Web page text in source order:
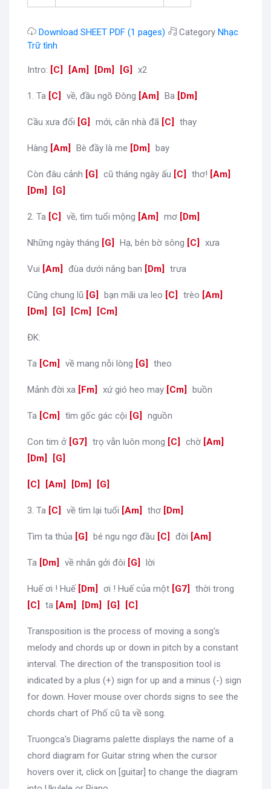
Download SHEET PDF (1 pages) Category Nhạc
Trữ tình
Intro: [C [Am [Dm [G x2
1. Ta [C về, đầu ngõ Đông [Am Ba [Dm
Cầu xưa đổi [G mới, căn nhà đã [C thay
Hàng [Am Bè đầy là me [Dm bay
Còn đâu cảnh [G cũ tháng ngày ấu [C thơ! [Am
Dm
[G
2. Ta [C về, tìm tuổi mộng [Am mơ [Dm
Những ngày tháng [G Hạ, bên bờ sông [C xưa
Vui [Am đùa dưới nắng ban [Dm trưa
Cũng chung lũ [G bạn mãi ưa leo [C trèo [Am
Dm
[G [Cm [Cm
ĐK:
Ta [Cm về mang nỗi lòng [G theo
Mảnh đời xa [Fm xứ gió heo may [Cm buồn
Ta [Cm tìm gốc gác cội [G nguồn
Con tim ở [G7 trọ vẫn luôn mong [C chờ [Am
Dm
[G
[C [Am [Dm [G
3. Ta [C về tìm lại tuổi [Am thơ [Dm
Tìm ta thủa [G bé ngu ngơ đầu [C đời [Am
Ta [Dm về nhắn gởi đôi [G lời
Huế ơi ! Huế [Dm ơi ! Huế của một [G7 thời trong
C
ta [Am [Dm [G [C
Transposition is the process of moving a song's
melody and chords up or down in pitch by a constant
interval. The direction of the transposition tool is
indicated by a plus (+) sign for up and a minus (-) sign
for down. Hover mouse over chords signs to see the
chords chart of Phố cũ ta về song.
Truongca's Diagrams palette displays the name of a
chord diagram for Guitar string when the cursor
hovers over it, click on [guitar] to change the diagram